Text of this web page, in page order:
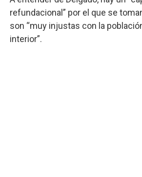
refundacional” por el que se
son “muy injustas con la
interior”.